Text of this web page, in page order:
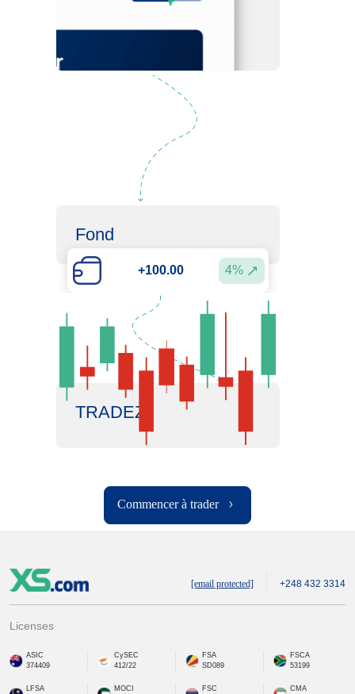
Inscription
Fond
+100.00 4%
TRADEZ
Commencer à trader
[email protected] +248 432 3314
Licenses
ASIC
374409
CySEC
412/22
FSA
SD089
FSCA
53199
LFSA
MOCI
FSC
CMA